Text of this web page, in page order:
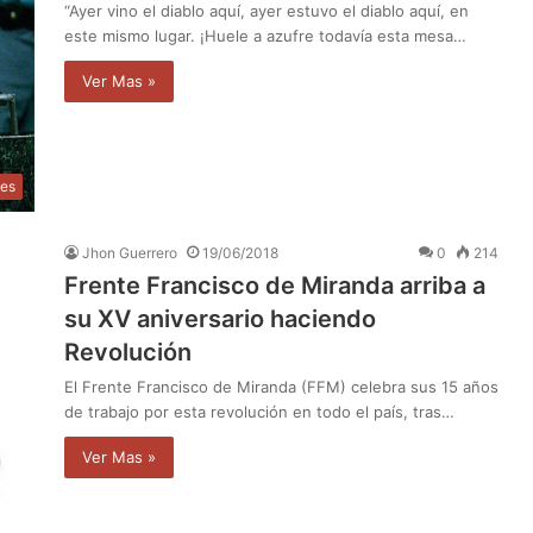
“Ayer vino el diablo aquí, ayer estuvo el diablo aquí, en
este mismo lugar. ¡Huele a azufre todavía esta mesa…
Ver Mas »
Jhon Guerrero 19/06/2018 0 214
Frente Francisco de Miranda arriba a
su XV aniversario haciendo
Revolución
El Frente Francisco de Miranda (FFM) celebra sus 15 años
de trabajo por esta revolución en todo el país, tras…
Ver Mas »